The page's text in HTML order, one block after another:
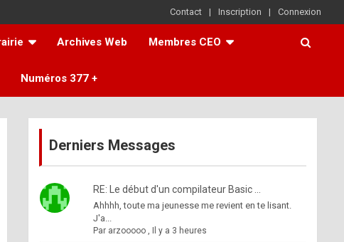
Contact Inscription Connexion
Archives Web Membres CEO
Numéros 377 +
Derniers Messages
RE: Le début d'un compilateur Basic ...
Ahhhh, toute ma jeunesse me revient en te lisant.
J'a...
Par arzooooo, Il y a 3 heures